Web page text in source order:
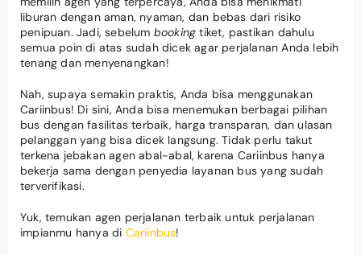
liburan dengan aman, nyaman, dan bebas dari risiko
penipuan. Jadi, sebelum booking tiket, pastikan dahulu
semua poin di atas sudah dicek agar perjalanan Anda lebih
tenang dan menyenangkan!
Nah, supaya semakin praktis, Anda bisa menggunakan
Cariinbus! Di sini, Anda bisa menemukan berbagai pilihan
bus dengan fasilitas terbaik, harga transparan, dan ulasan
pelanggan yang bisa dicek langsung. Tidak perlu takut
terkena jebakan agen abal-abal, karena Cariinbus hanya
bekerja sama dengan penyedia layanan bus yang sudah
terverifikasi.
Yuk, temukan agen perjalanan terbaik untuk perjalanan
impianmu hanya di Cariinbus!